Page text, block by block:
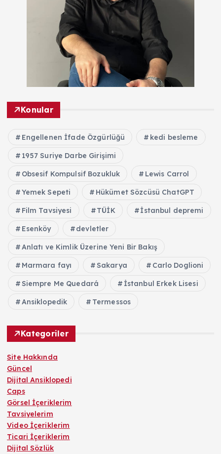
Konular
Engellenen İfade Özgürlüğü kedi besleme
1957 Suriye Darbe Girişimi
Obsesif Kompulsif Bozukluk Lewis Carrol
Yemek Sepeti Hükümet Sözcüsü ChatGPT
Film Tavsiyesi TÜİK İstanbul depremi
Esenköy devletler
Anlatı ve Kimlik Üzerine Yeni Bir Bakış
Marmara fayı Sakarya Carlo Doglioni
Siempre Me Quedará İstanbul Erkek Lisesi
Ansiklopedik Termessos
Kategoriler
Site Hakkında
Güncel
Dijital Ansiklopedi
Caps
Görsel İçeriklerim
Tavsiyelerim
Video İçeriklerim
Ticari İçeriklerim
Dijital Sözlük